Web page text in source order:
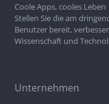
Coole Apps, cooles Leben
Stellen Sie die am
Benutzer bereit,
Wissenschaft und
Unternehmen